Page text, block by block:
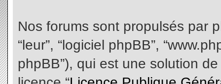
Nos forums sont propulsés par
“leur”, “logiciel phpBB”,
phpBB”), qui est une solution